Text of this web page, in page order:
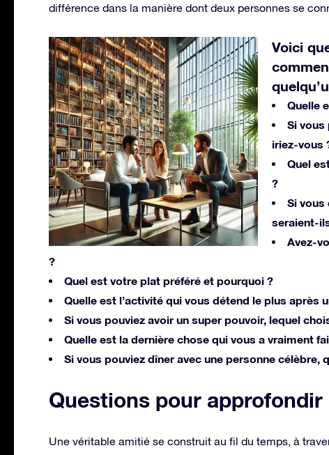
différence dans la manière dont deux personnes se
Voici
Quelle
Si vous
iriez-vous
Quel
?
Si vous
seraient-
Avez-
?
Quel est votre plat préféré et pourquoi ?
Quelle est l’activité qui vous détend le plus après
Si vous pouviez avoir un super pouvoir, lequel
Quelle est la dernière chose qui vous a vraiment
Si vous pouviez dîner avec une personne célèbre,
Questions pour
Une véritable amitié se construit au fil du temps, à